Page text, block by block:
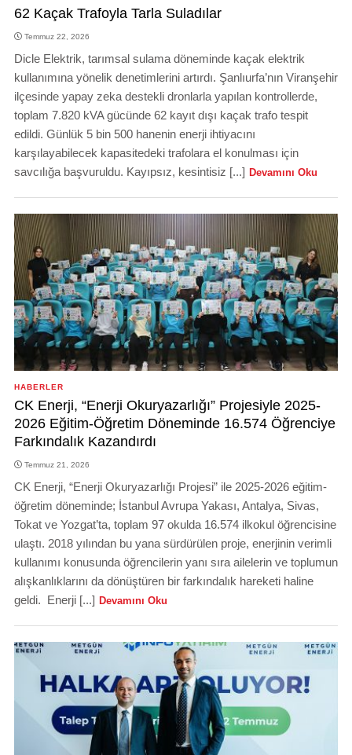
62 Kaçak Trafoyla Tarla Suladılar
Temmuz 22, 2026
Dicle Elektrik, tarımsal sulama döneminde kaçak elektrik
kullanımına yönelik denetimlerini artırdı. Şanlıurfa’nın Viranşehir
ilçesinde yapay zeka destekli dronlarla yapılan kontrollerde,
toplam 7.820 kVA gücünde 62 kayıt dışı kaçak trafo tespit
edildi. Günlük 5 bin 500 hanenin enerji ihtiyacını
karşılayabilecek kapasitedeki trafolara el konulması için
savcılığa başvuruldu. Kayıpsız, kesintisiz [...] Devamını Oku
HABERLER
CK Enerji, “Enerji Okuryazarlığı” Projesiyle 2025-
2026 Eğitim-Öğretim Döneminde 16.574 Öğrenciye
Farkındalık Kazandırdı
Temmuz 21, 2026
CK Enerji, “Enerji Okuryazarlığı Projesi” ile 2025-2026 eğitim-
öğretim döneminde; İstanbul Avrupa Yakası, Antalya, Sivas,
Tokat ve Yozgat’ta, toplam 97 okulda 16.574 ilkokul öğrencisine
ulaştı. 2018 yılından bu yana sürdürülen proje, enerjinin verimli
kullanımı konusunda öğrencilerin yanı sıra ailelerin ve toplumun
alışkanlıklarını da dönüştüren bir farkındalık hareketi haline
geldi. Enerji [...] Devamını Oku